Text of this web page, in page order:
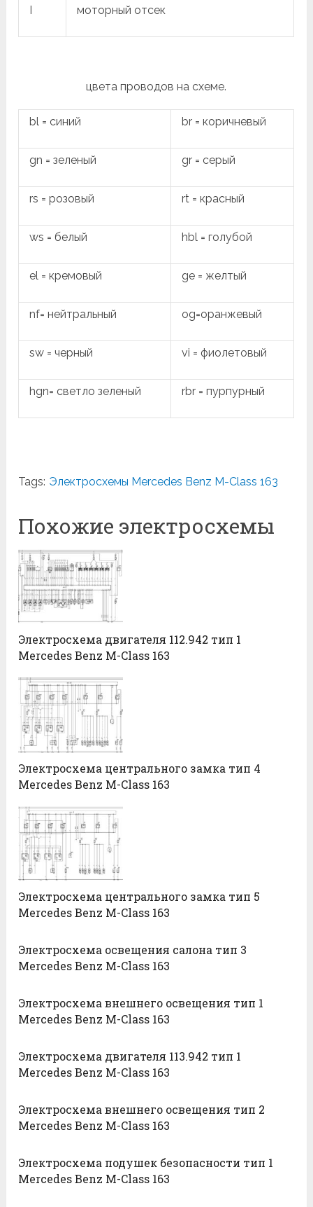
моторный отсек
цвета проводов на схеме.
bl = синий br = коричневый
gn = зеленый gr = серый
rs = розовый rt = красный
ws = белый hbl = голубой
el = кремовый ge = желтый
nf= нейтральный og=оранжевый
sw = черный vi = фиолетовый
hgn= светло зеленый rbr = пурпурный
Tags: Электросхемы Mercedes Benz M-Class 163
Похожие электросхемы
Электросхема двигателя 112.942 тип 1
Mercedes Benz M-Class 163
Электросхема центрального замка тип 4
Mercedes Benz M-Class 163
Электросхема центрального замка тип 5
Mercedes Benz M-Class 163
Электросхема освещения салона тип 3
Mercedes Benz M-Class 163
Электросхема внешнего освещения тип 1
Mercedes Benz M-Class 163
Электросхема двигателя 113.942 тип 1
Mercedes Benz M-Class 163
Электросхема внешнего освещения тип 2
Mercedes Benz M-Class 163
Электросхема подушек безопасности тип 1
Mercedes Benz M-Class 163